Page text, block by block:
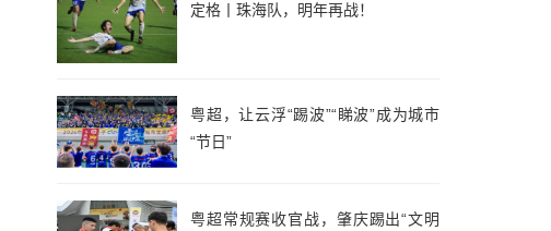
定格丨珠海队，明年再战！
粤超，让云浮“踢波”“睇波”成为城市
“节日”
粤超常规赛收官战，肇庆踢出“文明